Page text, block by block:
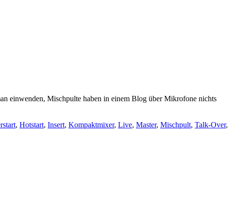
einwenden, Mischpulte haben in einem Blog über Mikrofone nichts
, Hotstart, Insert, Kompaktmixer, Live, Master, Mischpult, Talk-Over,